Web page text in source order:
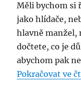
Měli bychom si
jako hlídače,
hlavně manžel,
dočtete, co je
abychom pak
Pokračovat ve